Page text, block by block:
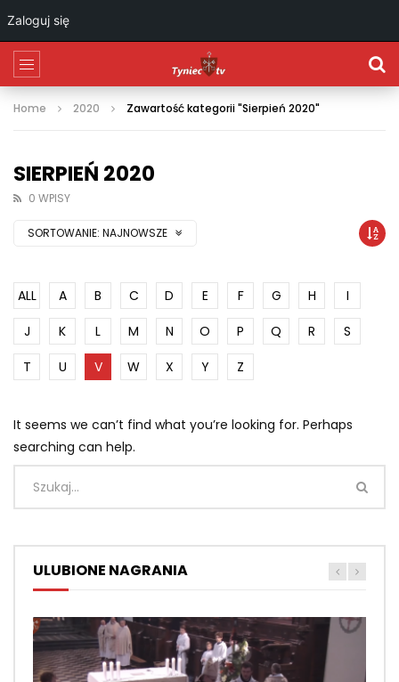
Zaloguj się
Home 2020 Zawartość kategorii "Sierpień 2020"
SIERPIEŃ 2020
0 WPISY
SORTOWANIE: NAJNOWSZE
ALL A B C D E F G H
I
J
K L M N O P Q R
S
T
U V W X Y Z
It seems we can’t find what you’re looking for. Perhaps
searching can help.
ULUBIONE NAGRANIA